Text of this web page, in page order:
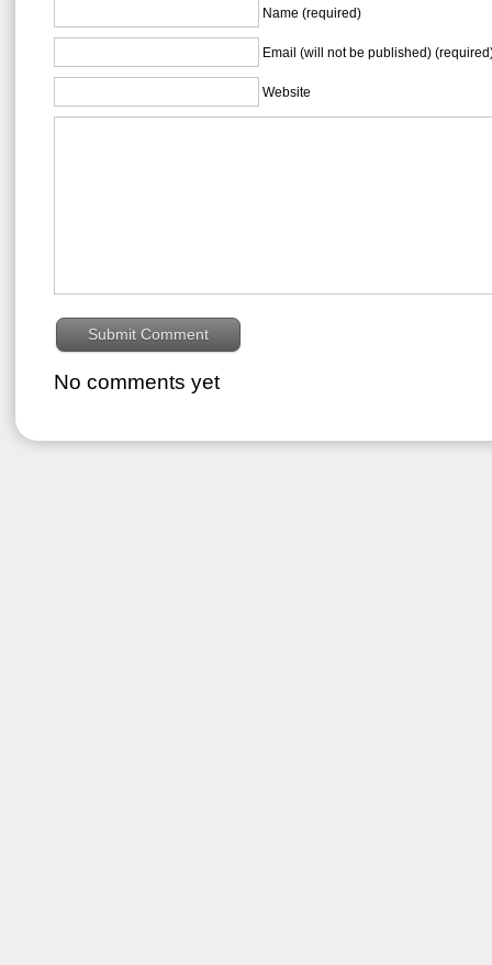
Name (required)
Email (will not be published)
Website
No comments yet